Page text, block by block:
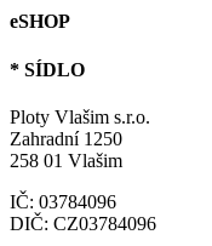
eSHOP
* SÍDLO
Ploty Vlašim s.r.o.
Zahradní 1250
258 01 Vlašim
IČ: 03784096
DIČ: CZ03784096